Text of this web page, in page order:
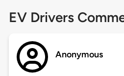
EV Drivers
Anonymous